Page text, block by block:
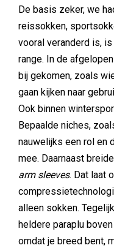
De basis zeker, we
reissokken,
vooral veranderd is,
range. In de
bij gekomen, zoals
gaan kijken naar
Ook binnen
Bepaalde niches,
nauwelijks een rol en
mee. Daarnaast
arm sleeves. Dat laat
alleen sokken.
heldere paraplu
omdat je breed bent,